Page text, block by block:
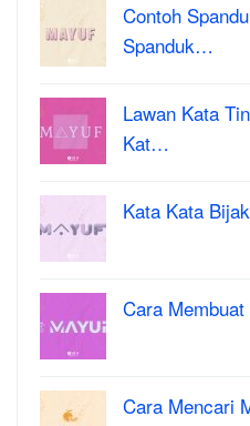
Contoh
Spanduk…
Lawan Kata
Kat…
Kata Kata
Cara
Cara Mencari